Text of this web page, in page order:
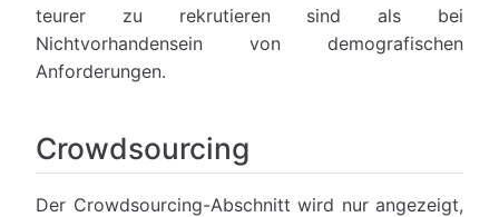
teurer zu rekrutieren sind als bei
Nichtvorhandensein von demografischen
Anforderungen.
Crowdsourcing
Der Crowdsourcing-Abschnitt wird nur angezeigt,